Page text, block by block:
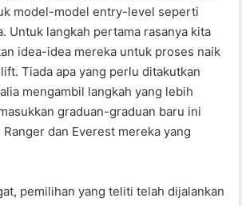
model-model entry-level seperti
Untuk langkah pertama rasanya kita
idea-idea mereka untuk proses naik
Tiada apa yang perlu ditakutkan
mengambil langkah yang lebih
graduan-graduan baru ini
dan Everest mereka yang
pemilihan yang teliti telah dijalankan